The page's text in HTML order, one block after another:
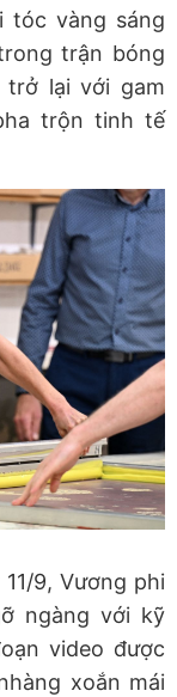
tóc vàng sáng
trận bóng
trở lại với gam
trộn tinh tế
9, Vương phi
ngàng với kỹ
video được
xoắn mái